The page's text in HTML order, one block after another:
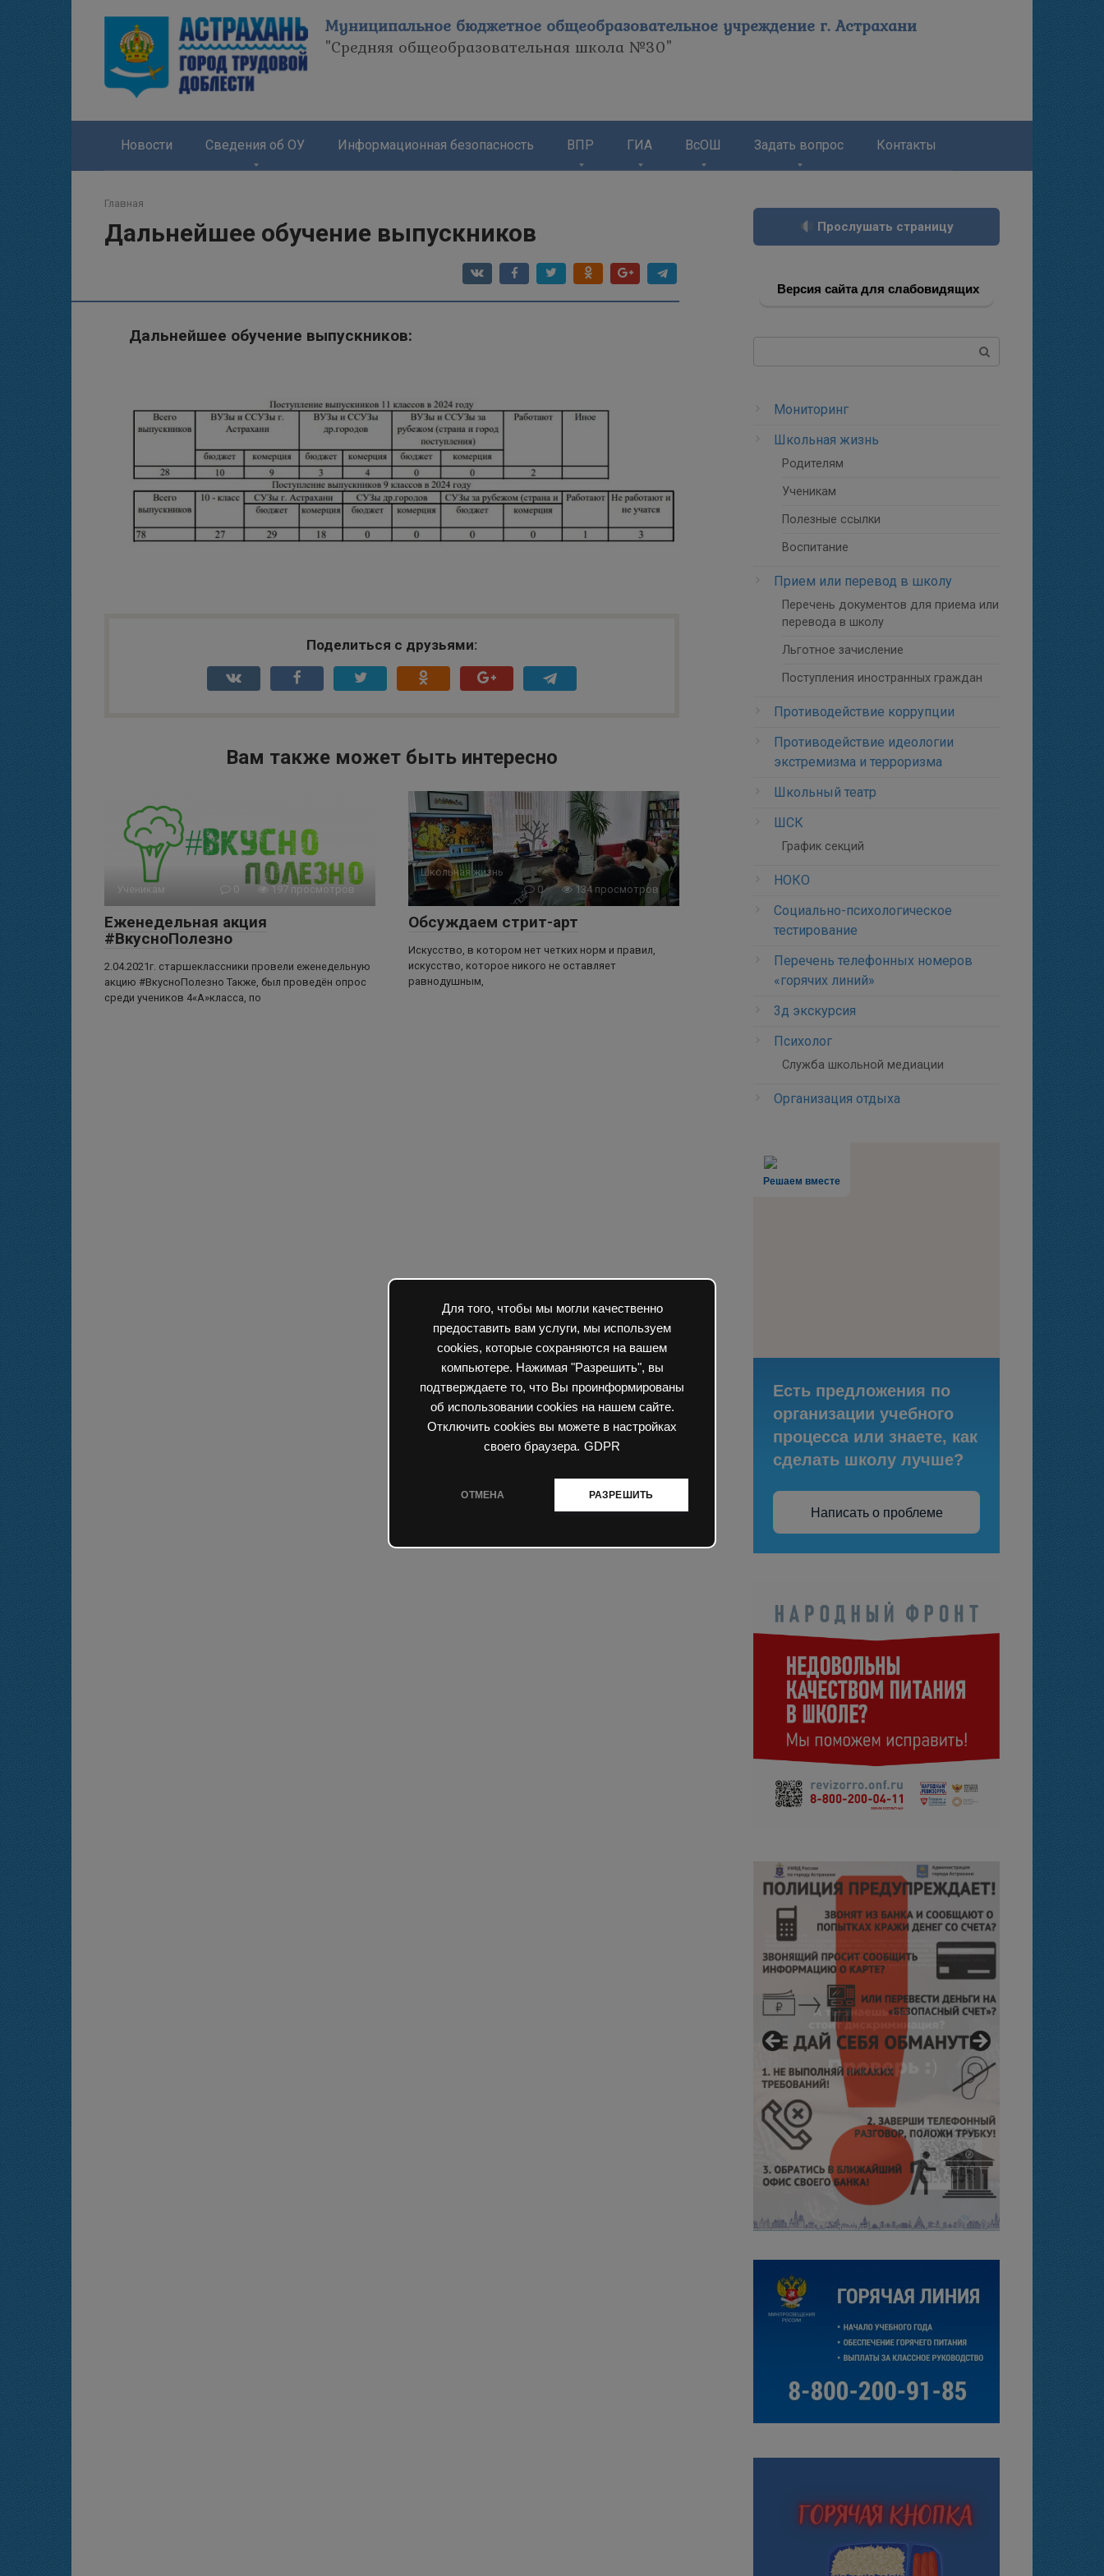
Для того, чтобы мы могли качественно
предоставить вам услуги, мы используем
cookies, которые сохраняются на вашем
компьютере. Нажимая "Разрешить", вы
подтверждаете то, что Вы проинформированы
об использовании cookies на нашем сайте.
Отключить cookies вы можете в настройках
своего браузера. GDPR
ОТМЕНА РАЗРЕШИТЬ
Муниципальное бюджетное общеобразовательное учреждение г. Астрахани
"Средняя общеобразовательная школа №30"
Новости Сведения об ОУ Информационная безопасность ВПР ГИА ВсОШ Задать вопрос Контакты
Главная
Дальнейшее обучение выпускников
Дальнейшее обучение выпускников:
Поделиться с друзьями:
Вам также может быть интересно
Ученикам 0 197 просмотров
Еженедельная акция
#ВкусноПолезно
2.04.2021г. старшеклассники провели еженедельную
акцию #ВкусноПолезно Также, был проведён опрос
среди учеников 4«А»класса, по
Школьная жизнь
0
134 просмотров
Обсуждаем стрит-арт
Искусство, в котором нет четких норм и правил,
искусство, которое никого не оставляет
равнодушным,
Прослушать страницу
Версия сайта для слабовидящих
Мониторинг
Школьная жизнь
Родителям
Ученикам
Полезные ссылки
Воспитание
Прием или перевод в школу
Перечень документов для приема или
перевода в школу
Льготное зачисление
Поступления иностранных граждан
Противодействие коррупции
Противодействие идеологии
экстремизма и терроризма
Школьный театр
ШСК
График секций
НОКО
Социально-психологическое
тестирование
Перечень телефонных номеров
«горячих линий»
3д экскурсия
Психолог
Служба школьной медиации
Организация отдыха
Решаем вместе
Есть предложения по
организации учебного
процесса или знаете, как
сделать школу лучше?
Написать о проблеме